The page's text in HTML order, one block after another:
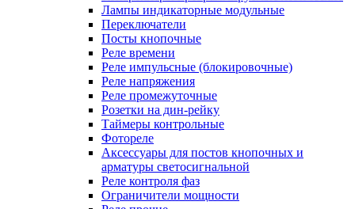
Лампы индикаторные модульные
Переключатели
Посты кнопочные
Реле времени
Реле импульсные (блокировочные)
Реле напряжения
Реле промежуточные
Розетки на дин-рейку
Таймеры контрольные
Фотореле
Аксессуары для постов кнопочных и
арматуры светосигнальной
Реле контроля фаз
Ограничители мощности